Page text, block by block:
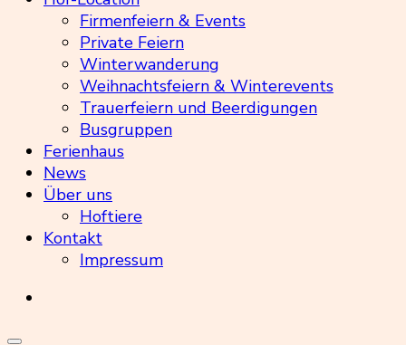
Firmenfeiern & Events
Private Feiern
Winterwanderung
Weihnachtsfeiern & Winterevents
Trauerfeiern und Beerdigungen
Busgruppen
Ferienhaus
News
Über uns
Hoftiere
Kontakt
Impressum